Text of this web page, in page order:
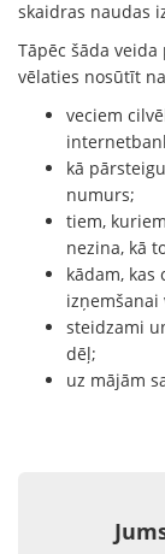
skaidras naudas
Tāpēc šāda
vēlaties nosūtīt
veciem
kā
numurs;
tiem,
nezina, kā
kādam, kas
steidzami
dēļ;
uz mājām